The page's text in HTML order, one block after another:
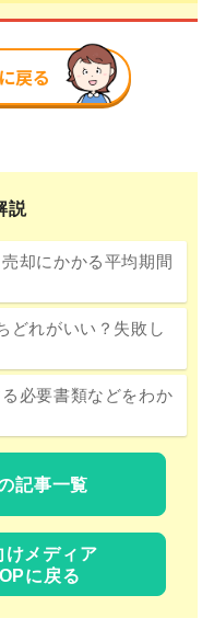
説
却にかかる平均期間
どれがいい？失敗し
必要書類などをわか
記事一覧
けメディア
に戻る